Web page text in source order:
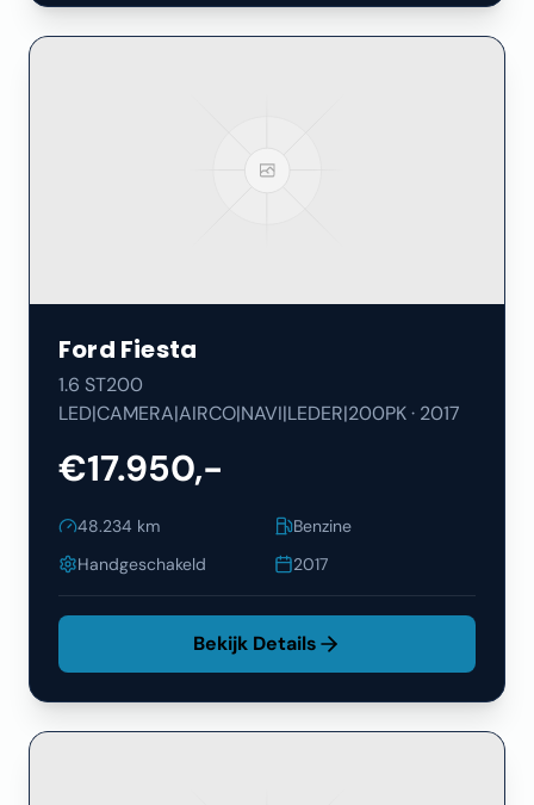
Ford Fiesta
1.6 ST200
LED|CAMERA|AIRCO|NAVI|LEDER|200PK· 2017
€17.950,-
48.234 km
Benzine
Handgeschakeld
2017
Bekijk Details